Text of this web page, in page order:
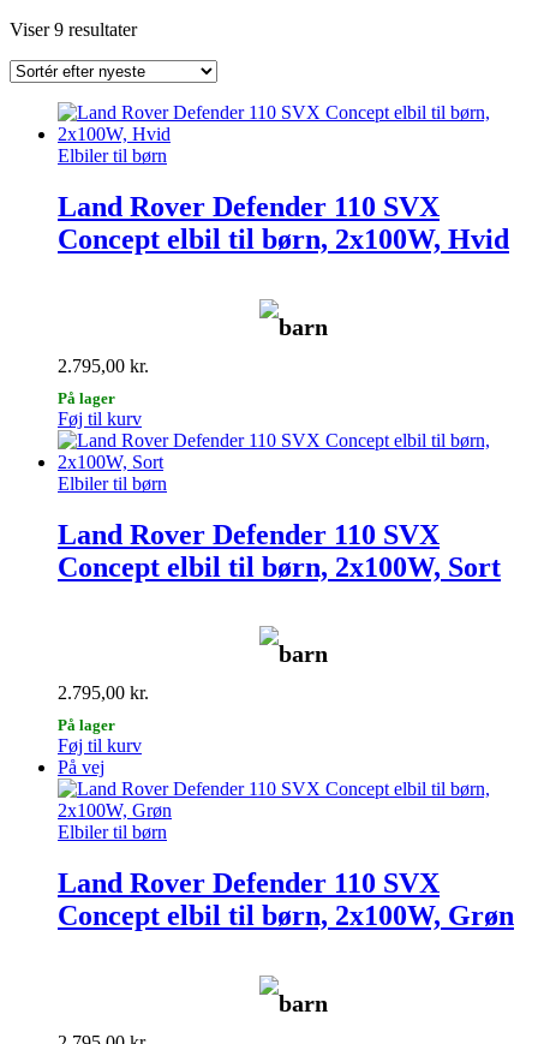
Viser 9 resultaterSorteret
seneste
Elbiler til børn
Land Rover Defender 110 SVX
Concept elbil til børn, 2x100W, Hvid
barn
2.795,00 kr.
På lager
Føj til kurv
Elbiler til børn
Land Rover Defender 110 SVX
Concept elbil til børn, 2x100W, Sort
barn
2.795,00 kr.
På lager
Føj til kurv
På vej
Elbiler til børn
Land Rover Defender 110 SVX
Concept elbil til børn, 2x100W, Grøn
barn